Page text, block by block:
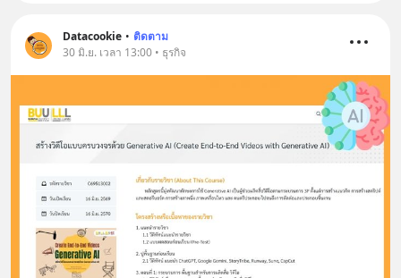
Datacookie • ติดตาม
30 มิ.ย. เวลา 13:00 • ธุรกิจ